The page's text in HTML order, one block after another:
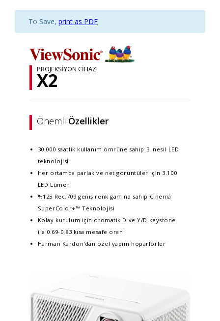
To Save, print as PDF
PROJEKSIYON CIHAZI
X2
Önemli Özellikler
30.000 saatlik kullanım ömrüne sahip 3. nesil LED
teknolojisi​
Her ortamda parlak ve net görüntüler için 3.100
LED Lümen​
%125 Rec.709 geniş renk gamına sahip Cinema
SuperColor+™ Teknolojisi
Kolay kurulum için otomatik D ve Y/D keystone
ile 0.69-0.83 kısa mesafe oranı
Harman Kardon'dan özel yapım hoparlörler